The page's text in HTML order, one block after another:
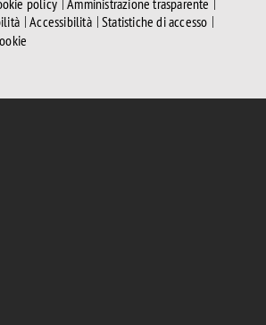
Accessibilità Statistiche di accesso